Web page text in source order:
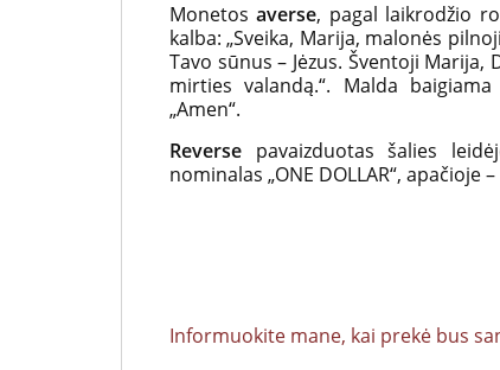
Monetosaverse, pagal laikrodžio
kalba: „Sveika, Marija, malonės
Tavo sūnus – Jėzus. Šventoji
mirties valandą.“. Malda
„Amen“.
Reverse pavaizduotas šalies
nominalas „ONE DOLLAR“, apačioje
Informuokite mane, kai prekė bus